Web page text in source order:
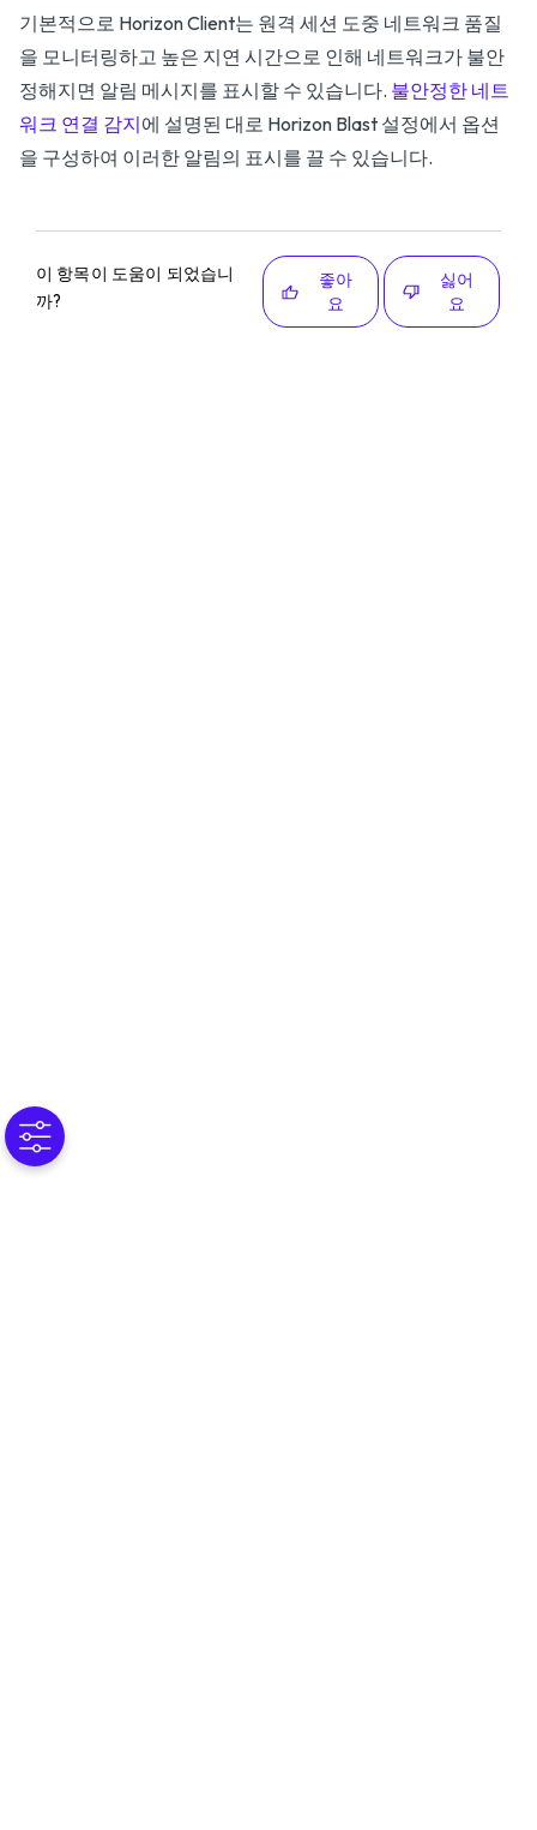
기본적으로 Horizon Client는 원격 세션 도중 네트워크 품질
을 모니터링하고 높은 지연 시간으로 인해 네트워크가 불안
정해지면 알림 메시지를 표시할 수 있습니다. 불안정한 네트
워크 연결 감지에 설명된 대로 Horizon Blast 설정에서 옵션
을 구성하여 이러한 알림의 표시를 끌 수 있습니다.
이 항목이 도움이 되었습니
까?
좋아
요
싫어
요